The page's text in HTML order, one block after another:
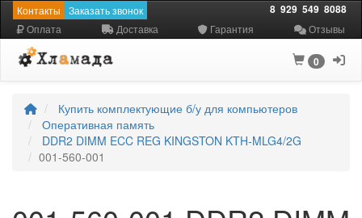
Контакты Заказать звонок 8 929 549 8088
Оплата Доставка Гарантия Отзывы
0
Купить комплектующие б/у для компьютеров
Оперативная память
DDR2 DIMM ECC REG KINGSTON KTH-MLG4/2G
001-560-001